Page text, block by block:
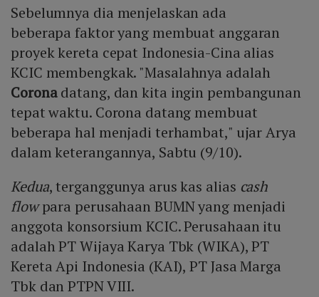
Sebelumnya dia menjelaskan ada
beberapa faktor yang membuat anggaran
proyek kereta cepat Indonesia-Cina alias
KCIC membengkak. "Masalahnya adalah
Coronadatang, dan kita ingin pembangunan
tepat waktu. Corona datang membuat
beberapa hal menjadi terhambat," ujar Arya
dalam keterangannya, Sabtu (9/10).
Kedua, terganggunya arus kas alias cash
flowpara perusahaan BUMN yang menjadi
anggota konsorsium KCIC. Perusahaan itu
adalah PT Wijaya Karya Tbk (WIKA), PT
Kereta Api Indonesia (KAI), PT Jasa Marga
Tbk dan PTPN VIII.